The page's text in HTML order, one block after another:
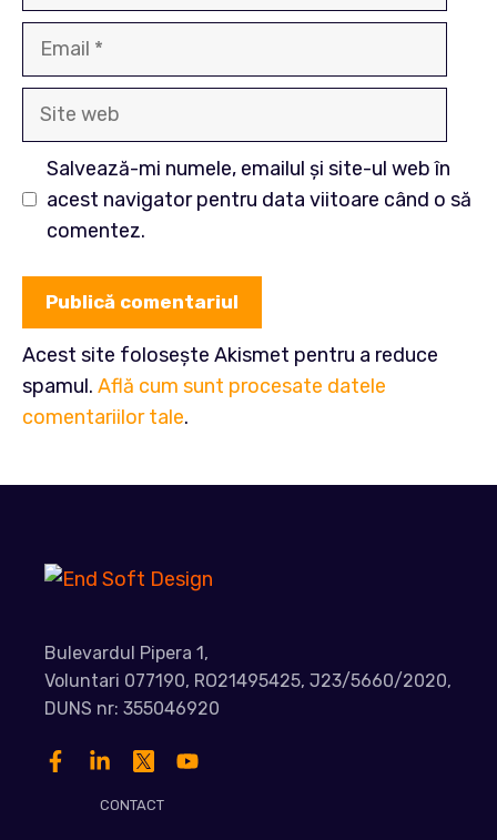
Email
Site
Salvează-mi numele, emailul și site-ul web în
acest navigator pentru data viitoare când o să
comentez.
Acest site folosește Akismet pentru a reduce
spamul. Află cum sunt procesate datele
comentariilor tale.
Bulevardul Pipera 1,
Voluntari 077190, RO21495425, J23/5660/2020,
DUNS nr: 355046920
CONTACT